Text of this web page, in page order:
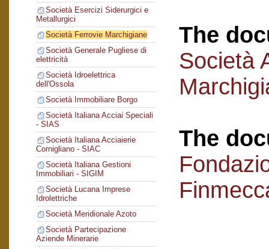
Società Esercizi Siderurgici e
Metallurgici
Società Ferrovie Marchigiane
Società Generale Pugliese di
elettricità
Società Idroelettrica
dell'Ossola
Società Immobiliare Borgo
Società Italiana Acciai Speciali
- SIAS
Società Italiana Acciaierie
Cornigliano - SIAC
Società Italiana Gestioni
Immobiliari - SIGIM
Società Lucana Imprese
Idrolettriche
Società Meridionale Azoto
Società Partecipazione
Aziende Minerarie
The
Società
The